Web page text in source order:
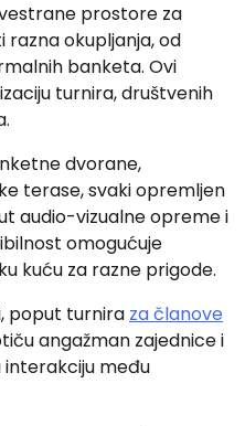
prostore za
okupljanja, od
banketa. Ovi
turnira, društvenih
dvorane,
terase, svaki opremljen
audio-vizualne opreme i
omogućuje
kuću za razne prigode.
poput turnira za članove
angažman zajednice i
interakciju među